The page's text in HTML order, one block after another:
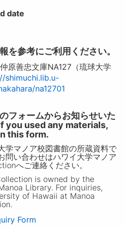
date
を参考にご利用ください。
原善忠文庫NA127（琉球大学
shimuchi.lib.u-
na12701
フォームからお知らせいた
you used any materials,
this form.
学マノア校図書館の所蔵資料で
問い合わせはハワイ大学マノア
へご連絡ください。
is owned by the
Library. For inquiries,
of Hawaii at Manoa
Form